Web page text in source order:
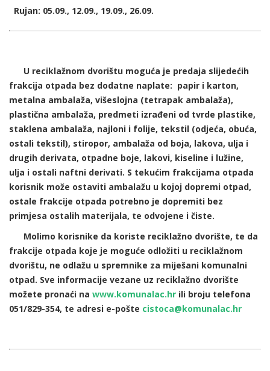
Rujan: 05.09., 12.09., 19.09., 26.09.
U reciklažnom dvorištu moguća je predaja slijedećih
frakcija otpada bez dodatne naplate: papir i karton,
metalna ambalaža, višeslojna (tetrapak ambalaža),
plastična ambalaža, predmeti izrađeni od tvrde plastike,
staklena ambalaža, najloni i folije, tekstil (odjeća, obuća,
ostali tekstil), stiropor, ambalaža od boja, lakova, ulja i
drugih derivata, otpadne boje, lakovi, kiseline i lužine,
ulja i ostali naftni derivati. S tekućim frakcijama otpada
korisnik može ostaviti ambalažu u kojoj dopremi otpad,
ostale frakcije otpada potrebno je dopremiti bez
primjesa ostalih materijala, te odvojene i čiste.
Molimo korisnike da koriste reciklažno dvorište, te da
frakcije otpada koje je moguće odložiti u reciklažnom
dvorištu, ne odlažu u spremnike za miješani komunalni
otpad. Sve informacije vezane uz reciklažno dvorište
možete pronaći na www.komunalac.hr ili broju telefona
051/829-354, te adresi e-pošte cistoca@komunalac.hr